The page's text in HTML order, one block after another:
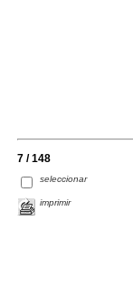
7 / 148
seleccionar
imprimir